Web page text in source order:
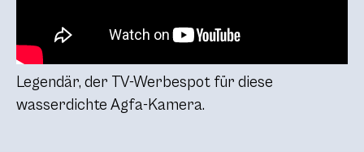
Legendär, der TV-Werbespot für diese
wasserdichte Agfa-Kamera.